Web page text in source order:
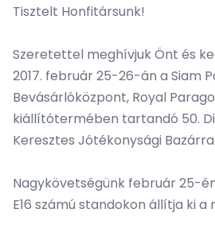
Tisztelt Honfitársunk!
Szeretettel meghívjuk Önt és
2017. február 25-26-án a Siam
Bevásárlóközpont, Royal
kiállítótermében tartandó 50.
Keresztes Jótékonysági Bazárra.
Nagykövetségünk február 25-
E16 számú standokon állítja ki